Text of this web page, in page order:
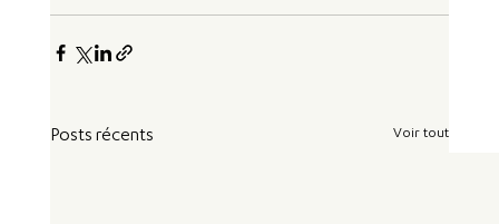
Posts récents Voir tout